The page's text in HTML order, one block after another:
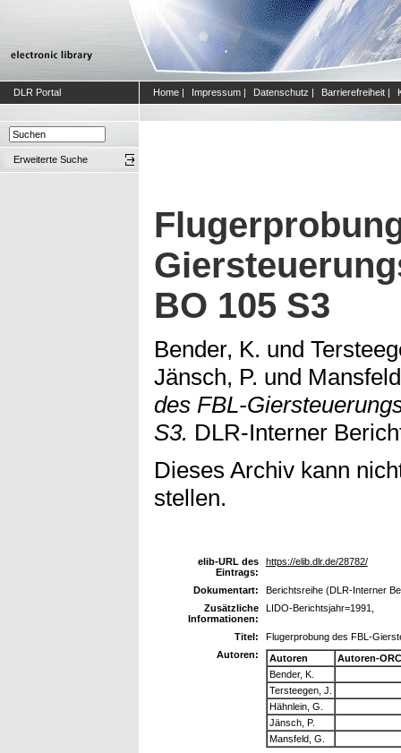
DLR Portal Home | Impressum | Datenschutz | Barrierefreiheit |
Erweiterte Suche
BO 105 S3
Bender, K. und
Jänsch, P. und
des FBL-
S3. DLR-Interner
Dieses Archiv kann
stellen.
elib-URL des
Eintrags:
https://elib.dlr.de/28782/
Dokumentart:
Berichtsreihe (DLR-Interner
Zusätzliche
Informationen:
LIDO-Berichtsjahr=1991,
Titel:
Flugerprobung des FBL-
Autoren:
Autoren
Autoren-
Bender, K.
Tersteegen, J.
Hähnlein, G.
Jänsch, P.
Mansfeld, G.